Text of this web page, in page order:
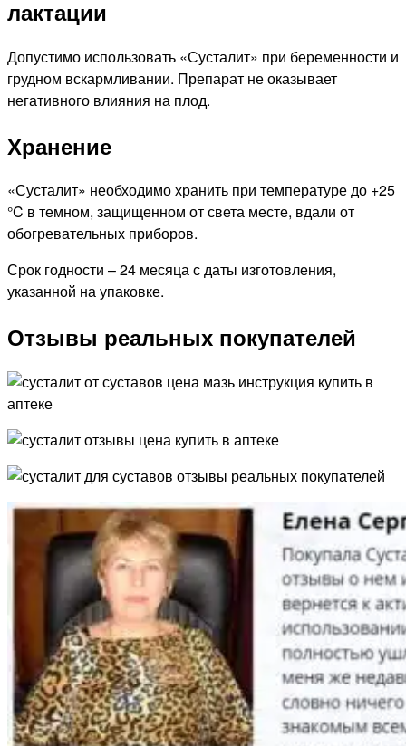
лактации
Допустимо использовать «Сусталит» при беременности и
грудном вскармливании. Препарат не оказывает
негативного влияния на плод.
Хранение
«Сусталит» необходимо хранить при температуре до +25
°C в темном, защищенном от света месте, вдали от
обогревательных приборов.
Срок годности – 24 месяца с даты изготовления,
указанной на упаковке.
Отзывы реальных покупателей